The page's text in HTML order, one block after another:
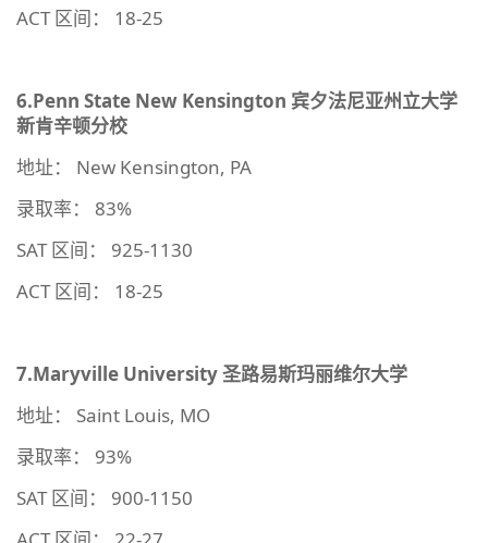
ACT 区间： 18-25
6.Penn State New Kensington 宾夕法尼亚州立大学
新肯辛顿分校
地址： New Kensington, PA
录取率： 83%
SAT 区间： 925-1130
ACT 区间： 18-25
7.Maryville University圣路易斯玛丽维尔大学
地址： Saint Louis, MO
录取率： 93%
SAT 区间： 900-1150